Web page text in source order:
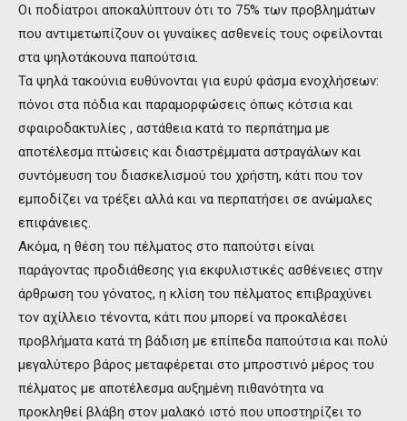
Οι ποδίατροι αποκαλύπτουν ότι το 75% των προβλημάτων
που αντιμετωπίζουν οι γυναίκες ασθενείς τους οφείλονται
στα ψηλοτάκουνα παπούτσια.
Τα ψηλά τακούνια ευθύνονται για ευρύ φάσμα ενοχλήσεων:
πόνοι στα πόδια και παραμορφώσεις όπως κότσια και
σφαιροδακτυλίες , αστάθεια κατά το περπάτημα με
αποτέλεσμα πτώσεις και διαστρέμματα αστραγάλων και
συντόμευση του διασκελισμού του χρήστη, κάτι που τον
εμποδίζει να τρέξει αλλά και να περπατήσει σε ανώμαλες
επιφάνειες.
Ακόμα, η θέση του πέλματος στο παπούτσι είναι
παράγοντας προδιάθεσης για εκφυλιστικές ασθένειες στην
άρθρωση του γόνατος, η κλίση του πέλματος επιβραχύνει
τον αχίλλειο τένοντα, κάτι που μπορεί να προκαλέσει
προβλήματα κατά τη βάδιση με επίπεδα παπούτσια και πολύ
μεγαλύτερο βάρος μεταφέρεται στο μπροστινό μέρος του
πέλματος με αποτέλεσμα αυξημένη πιθανότητα να
προκληθεί βλάβη στον μαλακό ιστό που υποστηρίζει το